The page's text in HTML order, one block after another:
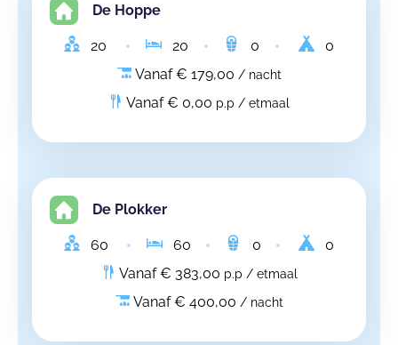
De Hoppe
20 20 0
0
Vanaf € 179,00 / nacht
Vanaf € 0,00 p.p / etmaal
De Plokker
60 60 0
0
Vanaf € 383,00 p.p / etmaal
Vanaf € 400,00 / nacht